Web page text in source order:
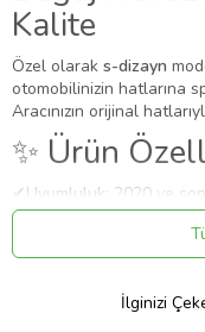
Kalite
Özel olarak s-dizayn
otomobilinizin hatlarına
Aracınızın orijinal
✨ Ürün
✔Uyumluluk: 2020 ve
⚠️Aracın üretim yapısı
nedeniyle sipariş öncesi
İlginizi